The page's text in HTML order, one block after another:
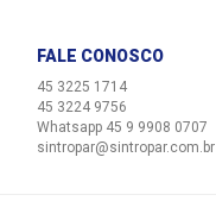
FALE CONOSCO
45 3225 1714
45 3224 9756
Whatsapp 45 9 9908 0707
sintropar@sintropar.com.br